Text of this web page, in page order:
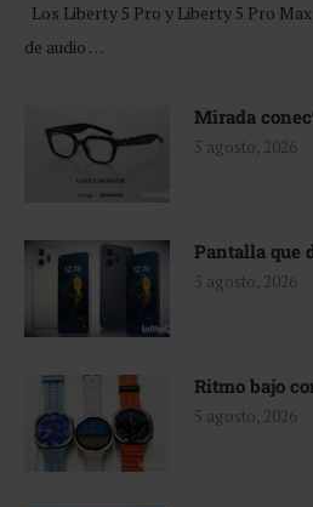
Los Liberty 5 Pro y Liberty 5 Pro
de audio …
Mirada
5 agosto, 2026
Pantalla que
5 agosto, 2026
Ritmo bajo
5 agosto, 2026